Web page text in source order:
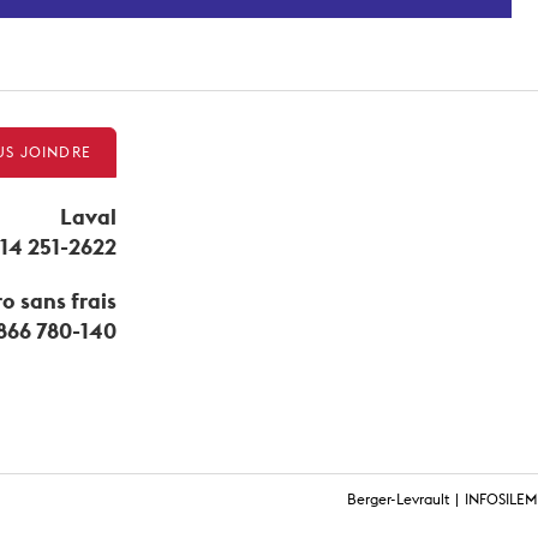
JOINDRE
Laval
251-2622
sans frais
780-140
Berger-Levrault INFOSILEM